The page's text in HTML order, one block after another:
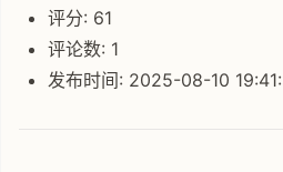
评分: 61
评论数: 1
发布时间: 2025-08-10